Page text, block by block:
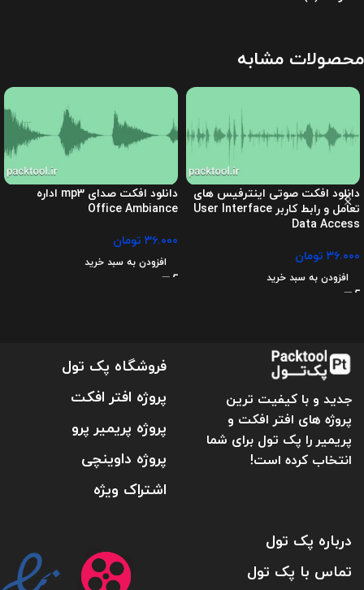
محصولات مشابه
دانلود افکت صوتی اینترفیس های
تعامل و رابط کاربر User Interface
Data Access
۳۶.۰۰۰ تومان
افزودن به سبد خرید
دانلود افکت صدای mp3 اداره
Office Ambiance
۳۶.۰۰۰ تومان
افزودن به سبد خرید
جدید و با کیفیت ترین
پروژه های افتر افکت و
پریمیر را پک تول برای شما
انتخاب کرده است!
فروشگاه پک تول
پروژه افتر افکت
پروژه پریمیر پرو
پروژه داوینچی
اشتراک ویژه
درباره پک تول
تماس با پک تول